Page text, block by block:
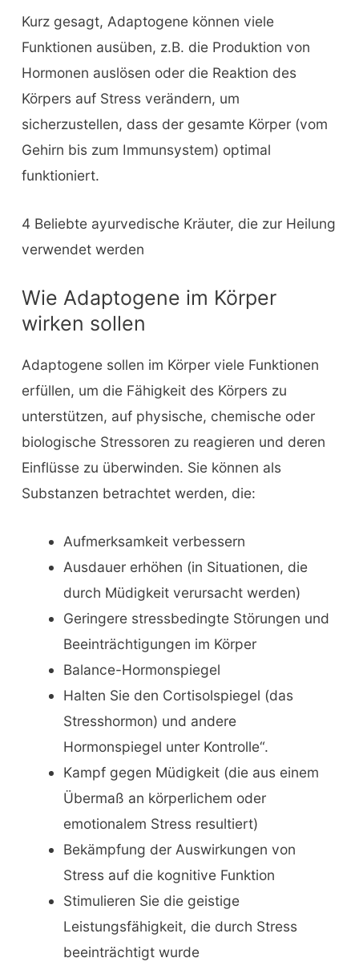
Kurz gesagt, Adaptogene können viele
Funktionen ausüben, z.B. die Produktion von
Hormonen auslösen oder die Reaktion des
Körpers auf Stress verändern, um
sicherzustellen, dass der gesamte Körper (vom
Gehirn bis zum Immunsystem) optimal
funktioniert.
4 Beliebte ayurvedische Kräuter, die zur Heilung
verwendet werden
Wie Adaptogene im Körper
wirken sollen
Adaptogene sollen im Körper viele Funktionen
erfüllen, um die Fähigkeit des Körpers zu
unterstützen, auf physische, chemische oder
biologische Stressoren zu reagieren und deren
Einflüsse zu überwinden. Sie können als
Substanzen betrachtet werden, die:
Aufmerksamkeit verbessern
Ausdauer erhöhen (in Situationen, die
durch Müdigkeit verursacht werden)
Geringere stressbedingte Störungen und
Beeinträchtigungen im Körper
Balance-Hormonspiegel
Halten Sie den Cortisolspiegel (das
Stresshormon) und andere
Hormonspiegel unter Kontrolle“.
Kampf gegen Müdigkeit (die aus einem
Übermaß an körperlichem oder
emotionalem Stress resultiert)
Bekämpfung der Auswirkungen von
Stress auf die kognitive Funktion
Stimulieren Sie die geistige
Leistungsfähigkeit, die durch Stress
beeinträchtigt wurde